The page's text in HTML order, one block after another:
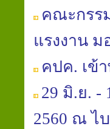
คณะกรร
แรงงาน
คปค. เข้
29 มิ.ย. -
2560 ณ ไ